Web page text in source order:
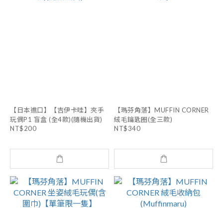
【日本進口】【吉伊卡哇】夾手
玩偶P1 盲盒 (全4款)(隨機出貨)
NT$200
【瑪芬角落】MUFFIN CORNER
絨毛鑰匙圈(全三款)
NT$340